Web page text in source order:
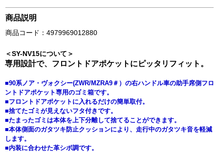
商品説明
商品コード：4979969012880
＜SY-NV15について＞
専用設計で、フロントドアポケットにピッタリフィット。
■90系ノア・ヴォクシー(ZWR/MZRA9＃）の右ハンドル車の助手席側フロ
ントドアポケット専用のゴミ箱です。
■フロントドアポケットに入れるだけの簡単取付。
■捨てたゴミが見えないフタ付きです。
■たまったゴミは本体を上下分離して捨てることができます。
■本体側面のガタツキ防止クッションにより、走行中のガタツキ音を軽減
します。
■内装に合わせた革シボ調です。